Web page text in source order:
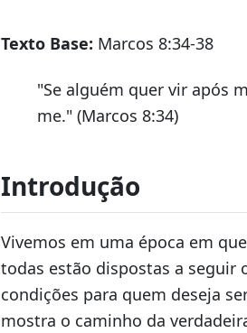
Texto Base: Marcos 8:34-38
"Se alguém quer vir após
me." (Marcos 8:34)
Introdução
Vivemos em uma época em
todas estão dispostas a seguir
condições para quem deseja
mostra o caminho da